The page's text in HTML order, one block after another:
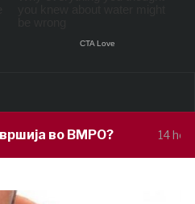
14 hours ago Под